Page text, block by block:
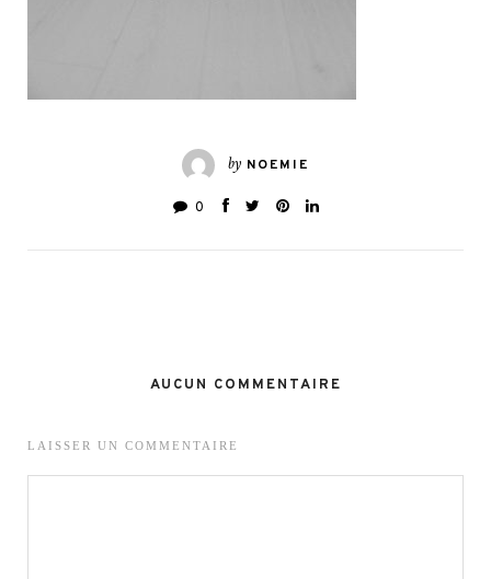
by NOEMIE
0
AUCUN COMMENTAIRE
LAISSER UN COMMENTAIRE